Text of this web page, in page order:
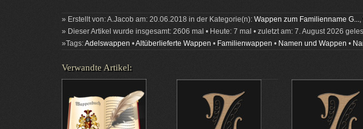
» Erstellt von: A.Jacob am: 20.06.2018 in der Kategorie(n): Wappen zum Familienname G...,
» Dieser Artikel wurde insgesamt: 2606 mal • Heute: 7 mal • zuletzt am: 7. August 2026
»Tags:Adelswappen •Altüberlieferte Wappen • Familienwappen • Namen und Wappen •
Verwandte Artikel: